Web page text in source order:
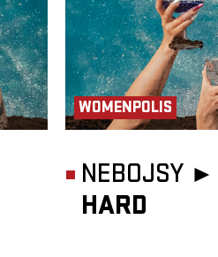
WOMENPOLIS
NEBOJSY ►
HARD